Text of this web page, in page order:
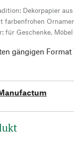
Dekorpapier
farbenfrohen
für Geschenke,
gängigen